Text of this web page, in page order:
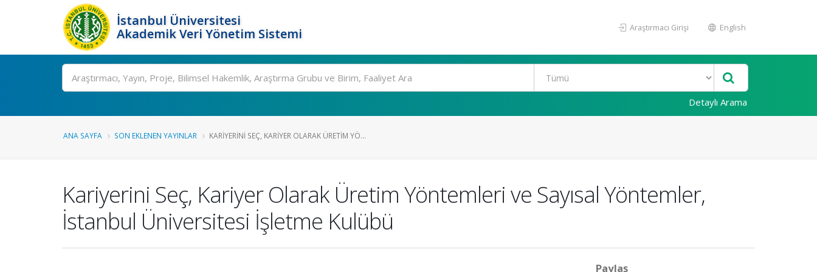
İstanbul Üniversitesi
Akademik Veri Yönetim Sistemi
Araştırmacı Girişi English
Ara
Detaylı Arama
ANA SAYFA SON EKLENEN YAYINLAR KARIYERINI SEÇ, KARIYER OLARAK ÜRETIM YÖ...
Kariyerini Seç, Kariyer Olarak Üretim Yöntemleri ve Sayısal Yöntemler,
İstanbul Üniversitesi İşletme Kulübü
Paylaş